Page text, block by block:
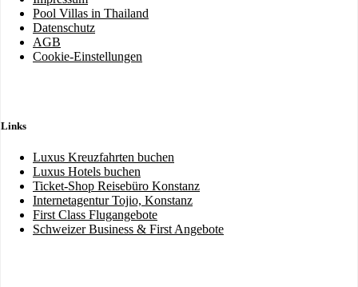
Pool Villas in Thailand
Datenschutz
AGB
Cookie-Einstellungen
Links
Luxus Kreuzfahrten buchen
Luxus Hotels buchen
Ticket-Shop Reisebüro Konstanz
Internetagentur Tojio, Konstanz
First Class Flugangebote
Schweizer Business & First Angebote